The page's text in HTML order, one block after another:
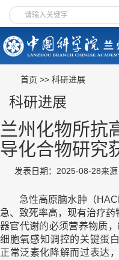
首页 >> 科研进展
科研进展
兰州化物所抗
导化合物研究
发表日期：2025-08-28来
急性高原脑水肿（
急、致死率高，现有治疗
器官代谢的必须营养物质
细胞氧感知调控的关键蛋
正常泛素化降解而过表达